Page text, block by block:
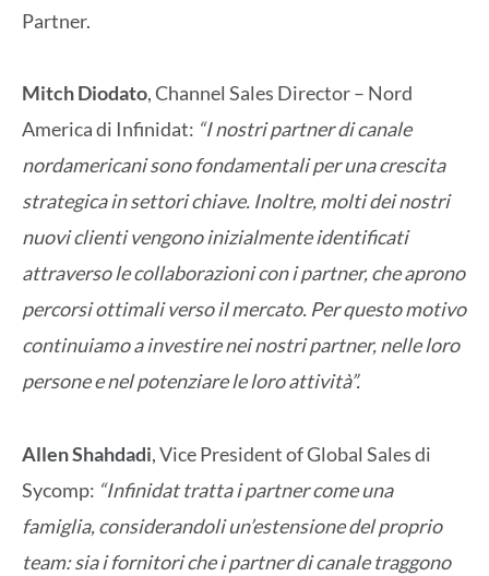
Partner.
Mitch Diodato, Channel Sales Director – Nord
America di Infinidat: “I nostri partner di canale
nordamericani sono fondamentali per una crescita
strategica in settori chiave. Inoltre, molti dei nostri
nuovi clienti vengono inizialmente identificati
attraverso le collaborazioni con i partner, che aprono
percorsi ottimali verso il mercato. Per questo motivo
continuiamo a investire nei nostri partner, nelle loro
persone e nel potenziare le loro attività”.
Allen Shahdadi, Vice President of Global Sales di
Sycomp: “Infinidat tratta i partner come una
famiglia, considerandoli un’estensione del proprio
team: sia i fornitori che i partner di canale traggono